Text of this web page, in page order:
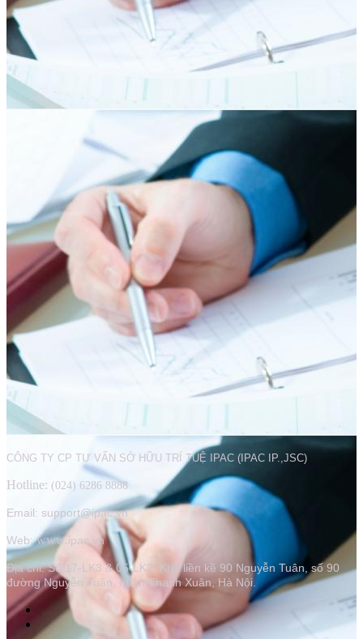
CÔNG TY CP TƯ VẤN SỞ HỮU TRÍ TUỆ IPAC (IPAC IP.,JSC)
Hotline: (024) 6286 8888
Email: support@ipac.vn
Web:www.ipac.vn
Địa chỉ:Số 17-LK3 & 05-LK2, Khu liền kề 90 Nguyễn Tuân, số 90
đường Nguyễn Tuân, quận Thanh Xuân, Hà Nội.